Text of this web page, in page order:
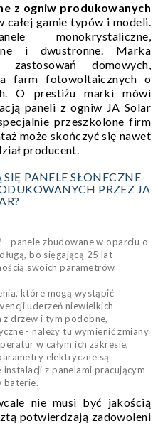
z ogniw produkowanych
całej gamie typów i modeli.
monokrystaliczne,
i dwustronne. Marka
domowych,
farm fotowoltaicznych o
O prestiżu marki mówi
paneli z ogniw JA Solar
przeszkolone firm
może skończyć się nawet
producent.
PANELE SŁONECZNE
PRZEZ JA
- panele zbudowane w oparciu o
bo sięgającą 25 lat
swoich parametrów
które mogą wystąpić
uderzeń niewielkich
drzew i tym podobne,
- należy tu wymienić zmiany
w całym ich zakresie,
elektryczne są
z panelami pracującym
baterie.
nie musi być jakością
potwierdzają zadowoleni